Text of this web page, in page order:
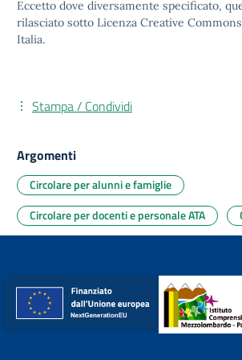
Eccetto dove diversamente specificato,
rilasciato sotto Licenza Creative
Italia.
Stampa / Condividi
Argomenti
Circolare per alunni e famiglie
Circolare per docenti e personale ATA